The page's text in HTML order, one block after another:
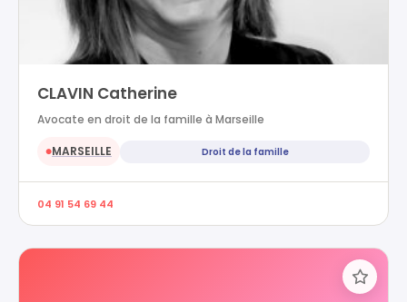
CLAVIN Catherine
Avocate en droit de la famille à Marseille
●MARSEILLE Droit de la famille
04 91 54 69 44